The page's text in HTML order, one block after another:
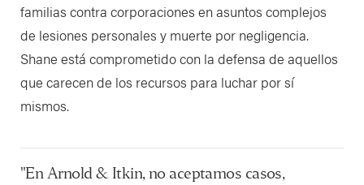
familias contra corporaciones en asuntos complejos
de lesiones personales y muerte por negligencia.
Shane está comprometido con la defensa de aquellos
que carecen de los recursos para luchar por sí
mismos.
"En Arnold & Itkin, no aceptamos casos,